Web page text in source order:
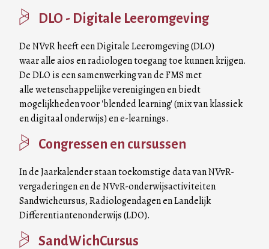
DLO - Digitale Leeromgeving
De NVvR heeft een Digitale Leeromgeving (DLO)
waar alle aios en radiologen toegang toe kunnen krijgen.
De DLO is een samenwerking van de FMS met
alle wetenschappelijke verenigingen en biedt
mogelijkheden voor 'blended learning' (mix van klassiek
en digitaal onderwijs) en e-learnings.
Congressen en cursussen
In de Jaarkalender staan toekomstige data van NVvR-
vergaderingen en de NVvR-onderwijsactiviteiten
Sandwichcursus, Radiologendagen en Landelijk
Differentiantenonderwijs (LDO).
SandWichCursus